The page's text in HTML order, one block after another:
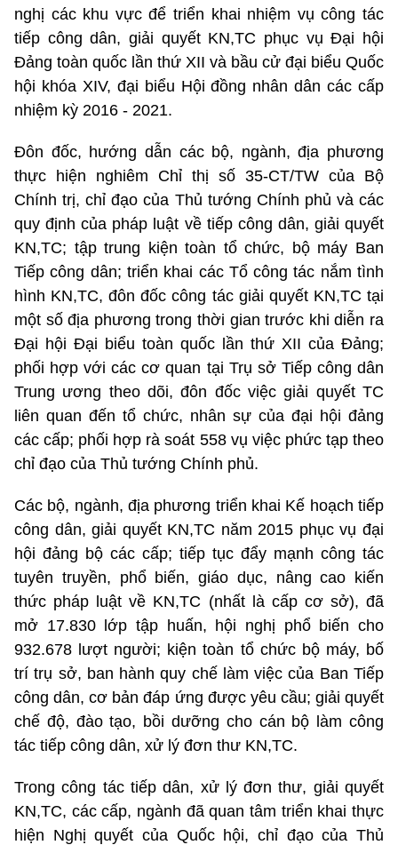
nghị các khu vực để triển khai nhiệm vụ công tác
tiếp công dân, giải quyết KN,TC phục vụ Đại hội
Đảng toàn quốc lần thứ XII và bầu cử đại biểu Quốc
hội khóa XIV, đại biểu Hội đồng nhân dân các cấp
nhiệm kỳ 2016 - 2021.
Đôn đốc, hướng dẫn các bộ, ngành, địa phương
thực hiện nghiêm Chỉ thị số 35-CT/TW của Bộ
Chính trị, chỉ đạo của Thủ tướng Chính phủ và các
quy định của pháp luật về tiếp công dân, giải quyết
KN,TC; tập trung kiện toàn tổ chức, bộ máy Ban
Tiếp công dân; triển khai các Tổ công tác nắm tình
hình KN,TC, đôn đốc công tác giải quyết KN,TC tại
một số địa phương trong thời gian trước khi diễn ra
Đại hội Đại biểu toàn quốc lần thứ XII của Đảng;
phối hợp với các cơ quan tại Trụ sở Tiếp công dân
Trung ương theo dõi, đôn đốc việc giải quyết TC
liên quan đến tổ chức, nhân sự của đại hội đảng
các cấp; phối hợp rà soát 558 vụ việc phức tạp theo
chỉ đạo của Thủ tướng Chính phủ.
Các bộ, ngành, địa phương triển khai Kế hoạch tiếp
công dân, giải quyết KN,TC năm 2015 phục vụ đại
hội đảng bộ các cấp; tiếp tục đẩy mạnh công tác
tuyên truyền, phổ biến, giáo dục, nâng cao kiến
thức pháp luật về KN,TC (nhất là cấp cơ sở), đã
mở 17.830 lớp tập huấn, hội nghị phổ biến cho
932.678 lượt người; kiện toàn tổ chức bộ máy, bố
trí trụ sở, ban hành quy chế làm việc của Ban Tiếp
công dân, cơ bản đáp ứng được yêu cầu; giải quyết
chế độ, đào tạo, bồi dưỡng cho cán bộ làm công
tác tiếp công dân, xử lý đơn thư KN,TC.
Trong công tác tiếp dân, xử lý đơn thư, giải quyết
KN,TC, các cấp, ngành đã quan tâm triển khai thực
hiện Nghị quyết của Quốc hội, chỉ đạo của Thủ